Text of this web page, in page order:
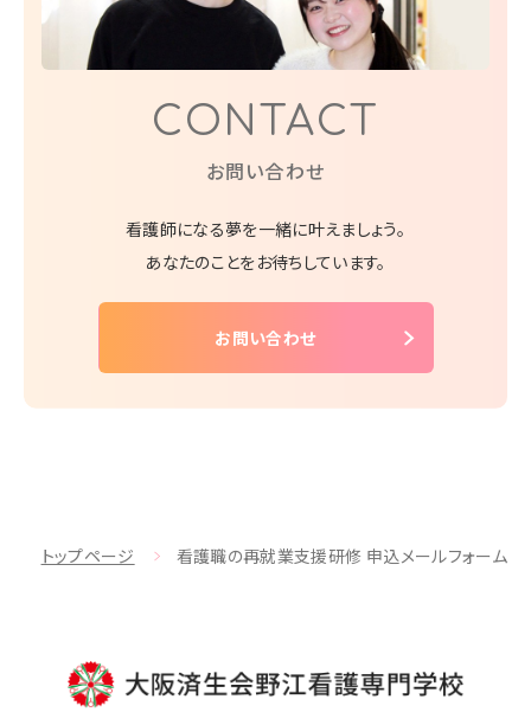
CONTACT
お問い合わせ
看護師になる夢を一緒に叶えましょう。
あなたのことをお待ちしています。
お問い合わせ
トップページ 看護職の再就業支援研修 申込メールフォーム